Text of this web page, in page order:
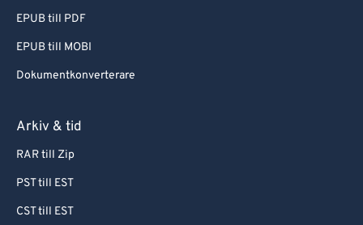
EPUB till PDF
EPUB till MOBI
Dokumentkonverterare
Arkiv & tid
RAR till Zip
PST till EST
CST till EST